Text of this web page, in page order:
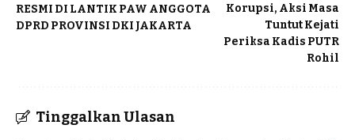
RESMI DI LANTIK PAW ANGGOTA
DPRD PROVINSI DKI JAKARTA
Korupsi, Aksi Masa
Tuntut Kejati
Periksa Kadis PUTR
Rohil
Tinggalkan Ulasan